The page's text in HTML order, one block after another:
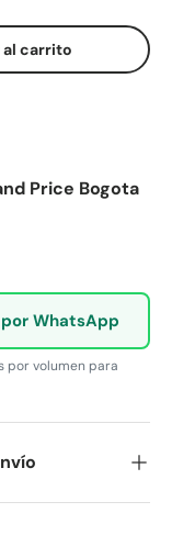
al carrito
Price Bogota
WhatsApp
por volumen para